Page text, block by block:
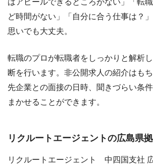
はアピールできるところがない」「転
ど時間がない」「自分に合う仕事は？
思いでも大丈夫。
転職のプロが転職者をしっかりと解析
断を行います。非公開求人の紹介はも
先企業との面接の日時、聞きづらい条
まかせることができます。
リクルートエージェントの広島県
リクルートエージェント 中四国支社